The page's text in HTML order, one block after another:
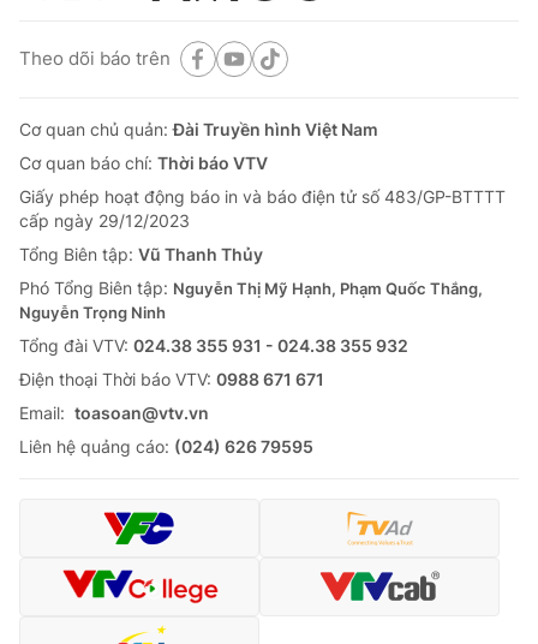
Theo dõi báo trên
Cơ quan chủ quản:Đài Truyền hình Việt Nam
Cơ quan báo chí: Thời báo VTV
Giấy phép hoạt động báo in và báo điện tử số 483/GP-BTTTT
cấp ngày 29/12/2023
Tổng Biên tập: Vũ Thanh Thủy
Phó Tổng Biên tập: Nguyễn Thị Mỹ Hạnh, Phạm Quốc Thắng,
Nguyễn Trọng Ninh
Tổng đài VTV: 024.38 355 931 - 024.38 355 932
Ðiện thoại Thời báo VTV: 0988 671 671
Email: toasoan@vtv.vn
Liên hệ quảng cáo: (024) 626 79595